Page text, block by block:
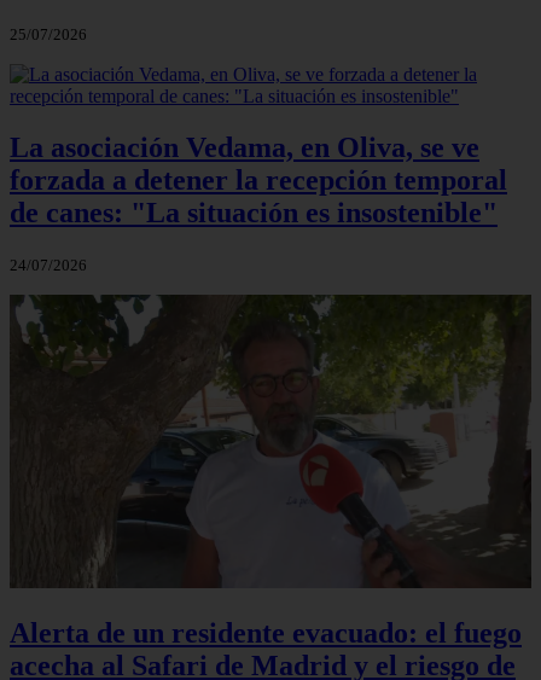
25/07/2026
La asociación Vedama, en Oliva, se ve
forzada a detener la recepción temporal
de canes: "La situación es insostenible"
24/07/2026
Alerta de un residente evacuado: el fuego
acecha al Safari de Madrid y el riesgo de